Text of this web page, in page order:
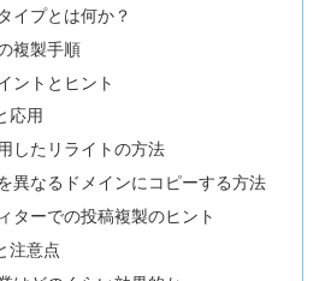
イプとは何か？
複製手順
ントとヒント
応用
したリライトの方法
異なるドメインにコピーする方法
ターでの投稿複製のヒント
注意点